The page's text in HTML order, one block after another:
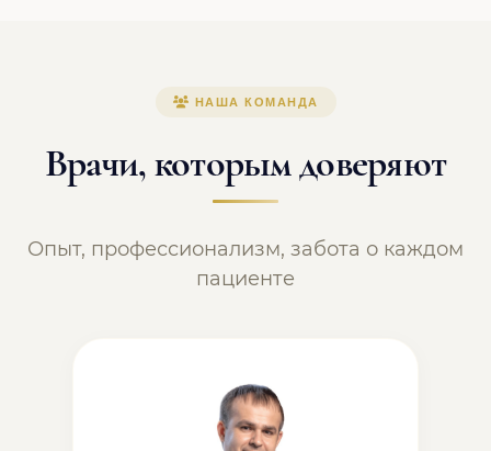
НАША КОМАНДА
Врачи, которым доверяют
Опыт, профессионализм, забота о каждом
пациенте